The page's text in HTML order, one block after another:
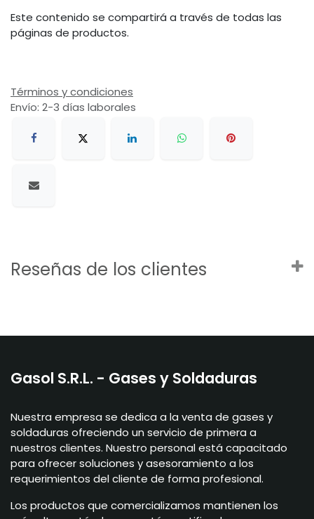
Este contenido se compartirá a través de todas las
páginas de productos.
Términos y condiciones
Envío: 2-3 días laborales
Reseñas de los clientes
Gasol S.R.L. - Gases y Soldaduras
Nuestra empresa se dedica a la venta de gases y
soldaduras ofreciendo un servicio de primera a
nuestros clientes. Nuestro personal está capacitado
para ofrecer soluciones y asesoramiento a los
requerimientos del cliente de forma profesional.
Los productos que comercializamos mantienen los